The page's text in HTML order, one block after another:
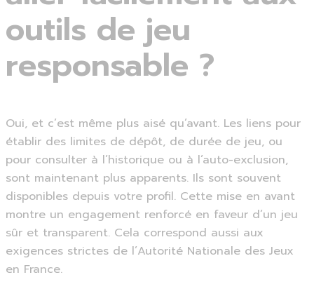
outils de jeu
responsable ?
Oui, et c’est même plus aisé qu’avant. Les liens pour
établir des limites de dépôt, de durée de jeu, ou
pour consulter à l’historique ou à l’auto-exclusion,
sont maintenant plus apparents. Ils sont souvent
disponibles depuis votre profil. Cette mise en avant
montre un engagement renforcé en faveur d’un jeu
sûr et transparent. Cela correspond aussi aux
exigences strictes de l’Autorité Nationale des Jeux
en France.